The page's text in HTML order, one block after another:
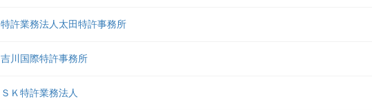
特許業務法人太田特許事務所
吉川国際特許事務所
ＳＫ特許業務法人